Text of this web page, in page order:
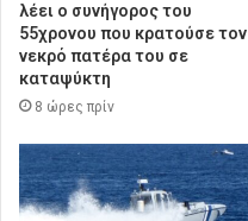
λέει ο συνήγορος του
55χρονου που κρατούσε τον
νεκρό πατέρα του σε
καταψύκτη
8 ώρες πρίν